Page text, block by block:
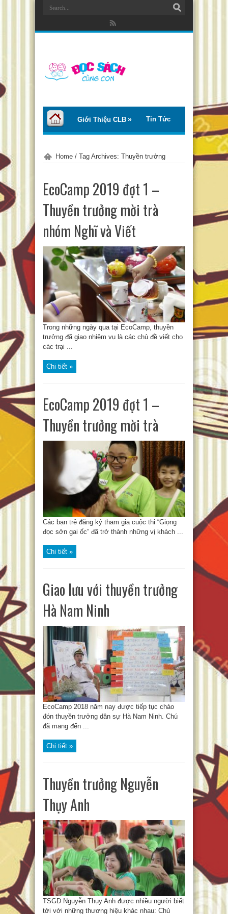
Giới Thiệu CLB Tin Tức
Chào Tiếng Việt
Trại Hè Thanh Thiếu Nhi EcoCamp
Home / Tag Archives: Thuyền trưởng
EcoCamp 2019 đợt 1 –
Thuyền trưởng mời trà
nhóm Nghĩ và Viết
Trong những ngày qua tại EcoCamp, thuyền
trưởng đã giao nhiệm vụ là các chủ đề viết cho
các trại ...
Chi tiết »
EcoCamp 2019 đợt 1 –
Thuyền trưởng mời trà
Các bạn trẻ đăng ký tham gia cuộc thi “Giọng
đọc sởn gai ốc” đã trở thành những vị khách ...
Chi tiết »
Giao lưu với thuyền trưởng
Hà Nam Ninh
EcoCamp 2018 năm nay được tiếp tục chào
đón thuyền trưởng dân sự Hà Nam Ninh. Chú
đã mang đến ...
Chi tiết »
Thuyền trưởng Nguyễn
Thụy Anh
TSGD Nguyễn Thụy Anh được nhiều người biết
tới với những thương hiệu khác nhau: Chủ